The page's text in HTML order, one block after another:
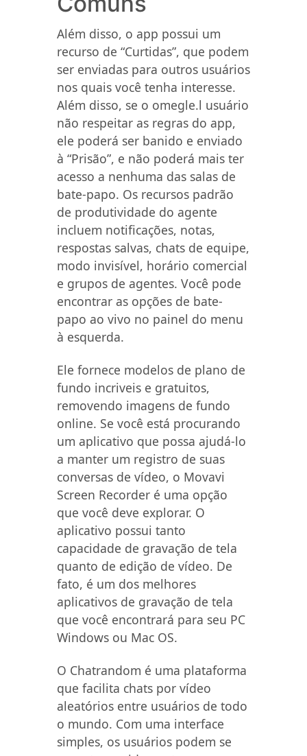
Além disso, o app possui um
recurso de “Curtidas”, que podem
ser enviadas para outros usuários
nos quais você tenha interesse.
Além disso, se o omegle.l usuário
não respeitar as regras do app,
ele poderá ser banido e enviado
à “Prisão”, e não poderá mais ter
acesso a nenhuma das salas de
bate-papo. Os recursos padrão
de produtividade do agente
incluem notificações, notas,
respostas salvas, chats de equipe,
modo invisível, horário comercial
e grupos de agentes. Você pode
encontrar as opções de bate-
papo ao vivo no painel do menu
à esquerda.
Ele fornece modelos de plano de
fundo incriveis e gratuitos,
removendo imagens de fundo
online. Se você está procurando
um aplicativo que possa ajudá-lo
a manter um registro de suas
conversas de vídeo, o Movavi
Screen Recorder é uma opção
que você deve explorar. O
aplicativo possui tanto
capacidade de gravação de tela
quanto de edição de vídeo. De
fato, é um dos melhores
aplicativos de gravação de tela
que você encontrará para seu PC
Windows ou Mac OS.
O Chatrandom é uma plataforma
que facilita chats por vídeo
aleatórios entre usuários de todo
o mundo. Com uma interface
simples, os usuários podem se